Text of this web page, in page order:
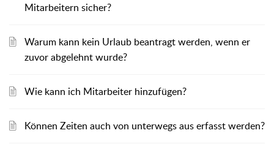
Mitarbeitern sicher?
Warum kann kein Urlaub beantragt werden, wenn er
zuvor abgelehnt wurde?
Wie kann ich Mitarbeiter hinzufügen?
Können Zeiten auch von unterwegs aus erfasst werden?